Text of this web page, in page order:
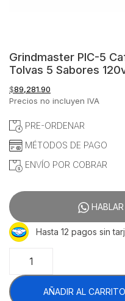
Grindmaster PIC-5
Tolvas 5 Sabores
$89,281.90
Precios no incluyen IVA
PRE-ORDENAR
MÉTODOS DE PAGO
ENVÍO POR COBRAR
HABLAR
Hasta 12 pagos sin
5
Cafetera AÑADIR AL CARRITO